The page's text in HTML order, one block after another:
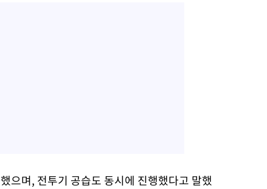
으며, 전투기 공습도 동시에 진행했다고 말했